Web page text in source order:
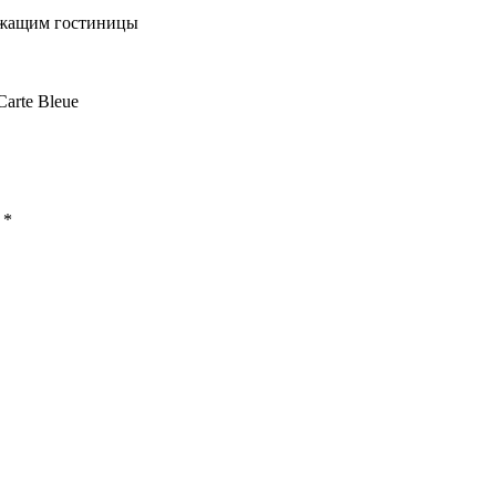
гостиницы
Bleue
*